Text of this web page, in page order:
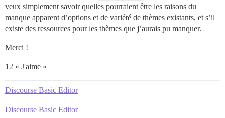
veux simplement savoir quelles pourraient être les raisons du
manque apparent d’options et de variété de thèmes existants, et s’il
existe des ressources pour les thèmes que j’aurais pu manquer.
Merci !
12 « J'aime »
Discourse Basic Editor
Discourse Basic Editor